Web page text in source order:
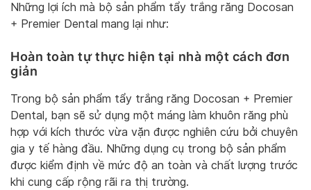
Những lợi ích mà bộ sản phẩm tẩy trắng răng Docosan
+ Premier Dental mang lại như:
Hoàn toàn tự thực hiện tại nhà một cách đơn
giản
Trong bộ sản phẩm tẩy trắng răng Docosan + Premier
Dental, bạn sẽ sử dụng một máng làm khuôn răng phù
hợp với kích thước vừa vặn được nghiên cứu bởi chuyên
gia y tế hàng đầu. Những dụng cụ trong bộ sản phẩm
được kiểm định về mức độ an toàn và chất lượng trước
khi cung cấp rộng rãi ra thị trường.